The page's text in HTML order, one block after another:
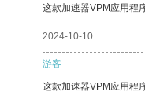
这款加速器VPM应用程
2024-10-10
游客
这款加速器VPM应用程